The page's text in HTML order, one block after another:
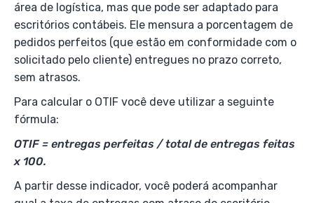
área de logística, mas que pode ser adaptado para
escritórios contábeis. Ele mensura a porcentagem de
pedidos perfeitos (que estão em conformidade com o
solicitado pelo cliente) entregues no prazo correto,
sem atrasos.
Para calcular o OTIF você deve utilizar a seguinte
fórmula:
OTIF = entregas perfeitas / total de entregas feitas
x 100.
A partir desse indicador, você poderá acompanhar